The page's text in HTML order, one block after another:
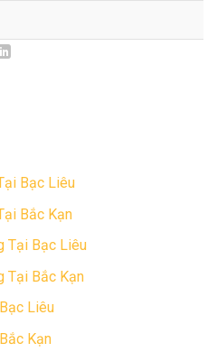
Bạc Liêu
Bắc Kạn
Tại Bạc Liêu
Tại Bắc Kạn
Liêu
Kạn